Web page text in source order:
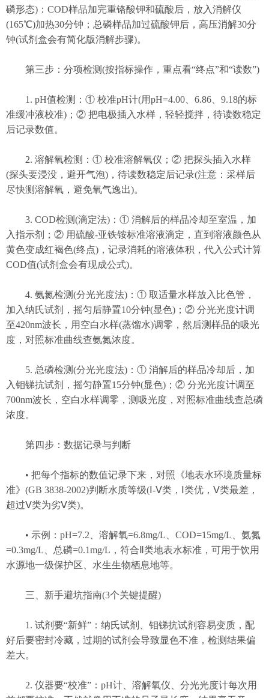
磷形态)：COD样品加完重铬酸钾和硫酸后，放入消解仪
(165℃)加热30分钟；总磷样品加过硫酸钾后，高压消解30分
钟(试剂盒会有简化版消解步骤)。
第三步：分项检测(按指标操作，重点看“终点”和“读数”)
1. pH值检测：① 校准pH计(用pH=4.00、6.86、9.18的标
准缓冲液校准)；② 把电极插入水样，轻轻搅拌，待读数稳定
后记录数值。
2. 溶解氧检测：① 校准溶解氧仪；② 把探头插入水样
(探头要浸没，避开气泡)，待读数稳定后记录(注意：采样后
尽快测溶解氧，避免氧气逸出)。
3. COD检测(滴定法)：① 消解后的样品冷却至室温，加
入指示剂；② 用硫酸-亚铁铵标准溶液滴定，直到溶液颜色从
黄色变成红褐色(终点)，记录消耗的溶液体积，代入公式计算
COD值(试剂盒会有现成公式)。
4. 氨氮检测(分光光度法)：① 取适量水样放入比色管，
加入纳氏试剂，摇匀后静置10分钟(显色)；② 分光光度计调
至420nm波长，用空白水样(蒸馏水)调零，然后测样品的吸光
度，对照标准曲线查氨氮浓度。
5. 总磷检测(分光光度法)：① 消解后的样品冷却后，加
入钼锑抗试剂，摇匀静置15分钟(显色)；② 分光光度计调至
700nm波长，空白水样调零，测吸光度，对照标准曲线查总磷
浓度。
第四步：数据记录与判断
• 把每个指标的数值记录下来，对照《地表水环境质量标
准》(GB 3838-2002)判断水质等级(Ⅰ-Ⅴ类，Ⅰ类优，Ⅴ类最差，
超过Ⅴ类为劣Ⅴ类)。
• 示例：pH=7.2、溶解氧=6.8mg/L、COD=15mg/L、氨氮
=0.3mg/L、总磷=0.1mg/L，符合Ⅱ类地表水标准，可用于饮用
水源地一级保护区、水生生物栖息地等。
三、新手避坑指南(3个关键提醒)
1. 试剂要“新鲜”：纳氏试剂、钼锑抗试剂容易变质，配
好后要密封冷藏，过期的试剂会导致显色不准，检测结果偏
差大。
2. 仪器要“校准”：pH计、溶解氧仪、分光光度计每次用